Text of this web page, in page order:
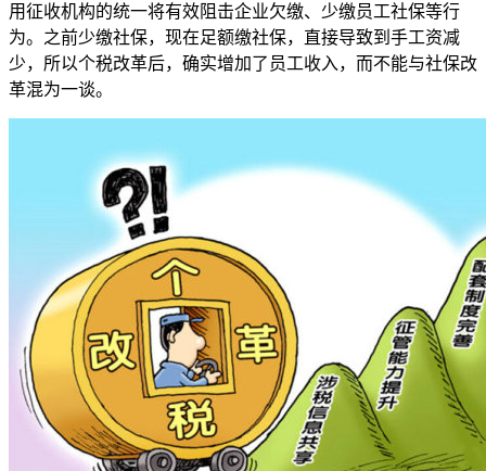
用征收机构的统一将有效阻击企业欠缴、少缴员工社保等行
为。之前少缴社保，现在足额缴社保，直接导致到手工资减
少，所以个税改革后，确实增加了员工收入，而不能与社保改
革混为一谈。